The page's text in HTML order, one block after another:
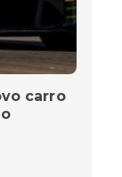
carro